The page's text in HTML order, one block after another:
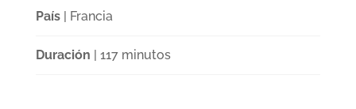
País| Francia
Duración | 117 minutos